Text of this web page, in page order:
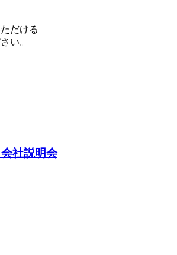
だける
い。
社説明会